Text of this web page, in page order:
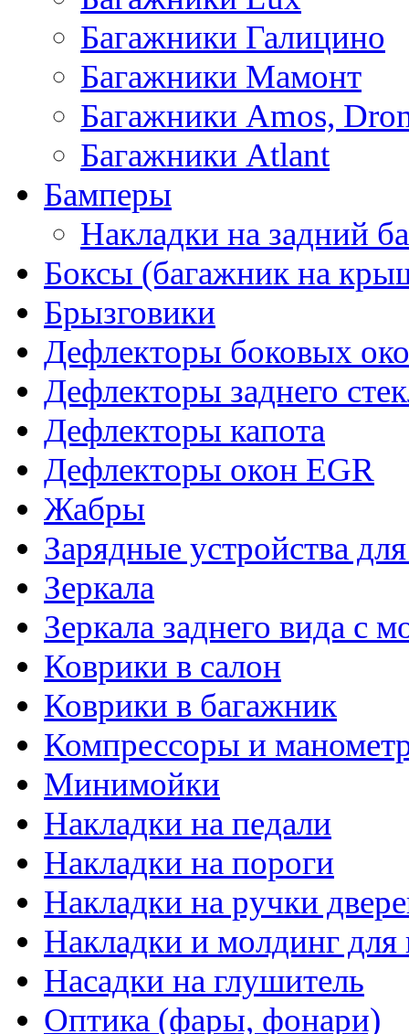
Багажники Галицино
Багажники Мамонт
Багажники Amos,
Багажники Atlant
Бамперы
Накладки на задний
Боксы (багажник на
Брызговики
Дефлекторы боковых
Дефлекторы заднего
Дефлекторы капота
Дефлекторы окон EGR
Жабры
Зарядные устройства
Зеркала
Зеркала заднего вида с
Коврики в салон
Коврики в багажник
Компрессоры и
Минимойки
Накладки на педали
Накладки на пороги
Накладки на ручки
Накладки и молдинг для
Насадки на глушитель
Оптика (фары, фонари)